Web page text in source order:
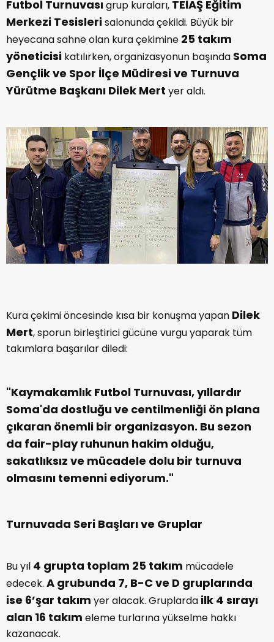
Futbol Turnuvasıgrup kuraları, TEİAŞ Eğitim
Merkezi Tesislerisalonunda çekildi. Büyük bir
heyecana sahne olan kura çekimine 25 takım
yöneticisi katılırken, organizasyonun başında Soma
Gençlik ve Spor İlçe Müdiresi ve Turnuva
Yürütme Başkanı Dilek Mert yer aldı.
Kura çekimi öncesinde kısa bir konuşma yapan Dilek
Mert, sporun birleştirici gücüne vurgu yaparak tüm
takımlara başarılar diledi:
"Kaymakamlık Futbol Turnuvası, yıllardır
Soma'da dostluğu ve centilmenliği ön plana
çıkaran önemli bir organizasyon. Bu sezon
da fair-play ruhunun hakim olduğu,
sakatlıksız ve mücadele dolu bir turnuva
olmasını temenni ediyorum."
Turnuvada Seri Başları ve Gruplar
Bu yıl 4 grupta toplam 25 takım mücadele
edecek. A grubunda 7, B-C ve D gruplarında
ise 6’şar takım yer alacak. Gruplarda ilk 4 sırayı
alan 16 takım eleme turlarına yükselme hakkı
kazanacak.